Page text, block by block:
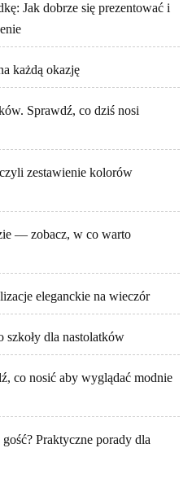
Jak dobrze się prezentować i
każdą okazję
Sprawdź, co dziś nosi
zestawienie kolorów
— zobacz, w co warto
eleganckie na wieczór
dla nastolatków
co nosić aby wyglądać modnie
Praktyczne porady dla